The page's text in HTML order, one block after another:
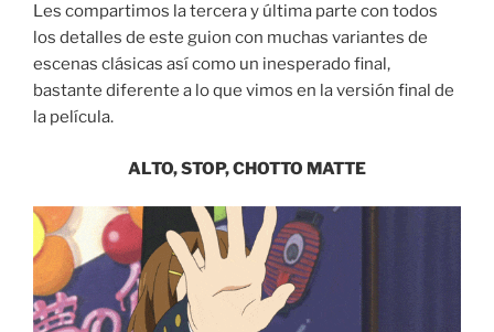
Les compartimos la tercera y última parte con todos
los detalles de este guion con muchas variantes de
escenas clásicas así como un inesperado final,
bastante diferente a lo que vimos en la versión final de
la película.
ALTO, STOP, CHOTTO MATTE